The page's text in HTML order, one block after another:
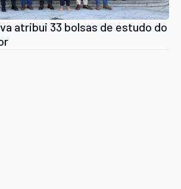
atribui 33 bolsas de estudo do